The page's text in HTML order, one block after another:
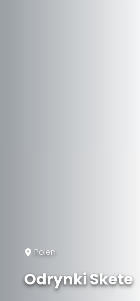
Polen
Odrynki Skete